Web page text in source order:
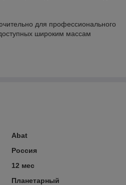
для профессионального
широким массам
Abat
Россия
12 мес
Планетарный